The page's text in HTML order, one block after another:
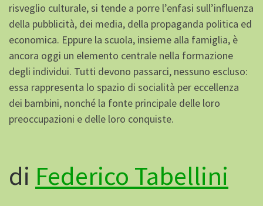
risveglio culturale, si tende a porre l’enfasi sull’influenza
della pubblicità, dei media, della propaganda politica ed
economica. Eppure la scuola, insieme alla famiglia, è
ancora oggi un elemento centrale nella formazione
degli individui. Tutti devono passarci, nessuno escluso:
essa rappresenta lo spazio di socialità per eccellenza
dei bambini, nonché la fonte principale delle loro
preoccupazioni e delle loro conquiste.
di Federico Tabellini